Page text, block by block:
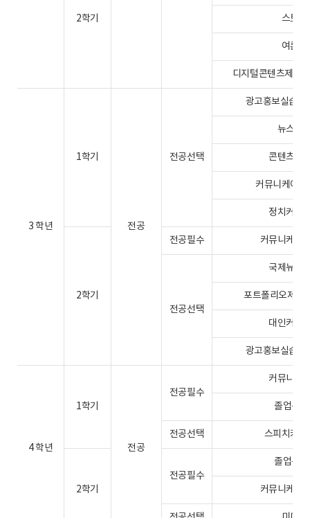
2학기 스토
여론
디지털콘텐츠제작
3 학년
1학기
전공
전공선택
광고홍보실습1(
뉴스취
콘텐츠산
커뮤니케이
정치커뮤
2학기
전공필수 커뮤니케이
전공선택
국제뉴스
포트폴리오제작
대인커뮤
광고홍보실습2(
4 학년
1학기
전공
전공필수
커뮤니케
졸업논
전공선택 스피치커
2학기
전공필수
졸업논
커뮤니케이